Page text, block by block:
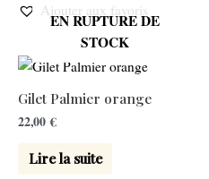
Ajouter aux favoris
EN RUPTURE DE
STOCK
Gilet Palmier orange
22,00€
Lire la suite